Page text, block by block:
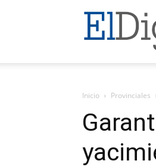
El
Digital
Neuquen
Inicio Provinciales